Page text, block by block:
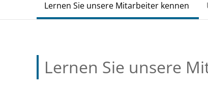
Lernen Sie unsere Mitarbeiter kennen
Lernen Sie unsere